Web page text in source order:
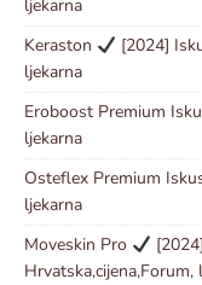
ljekarna
Keraston
[2024]
ljekarna
Eroboost Premium
ljekarna
Osteflex Premium
ljekarna
Moveskin Pro
Hrvatska,cijena,Forum,